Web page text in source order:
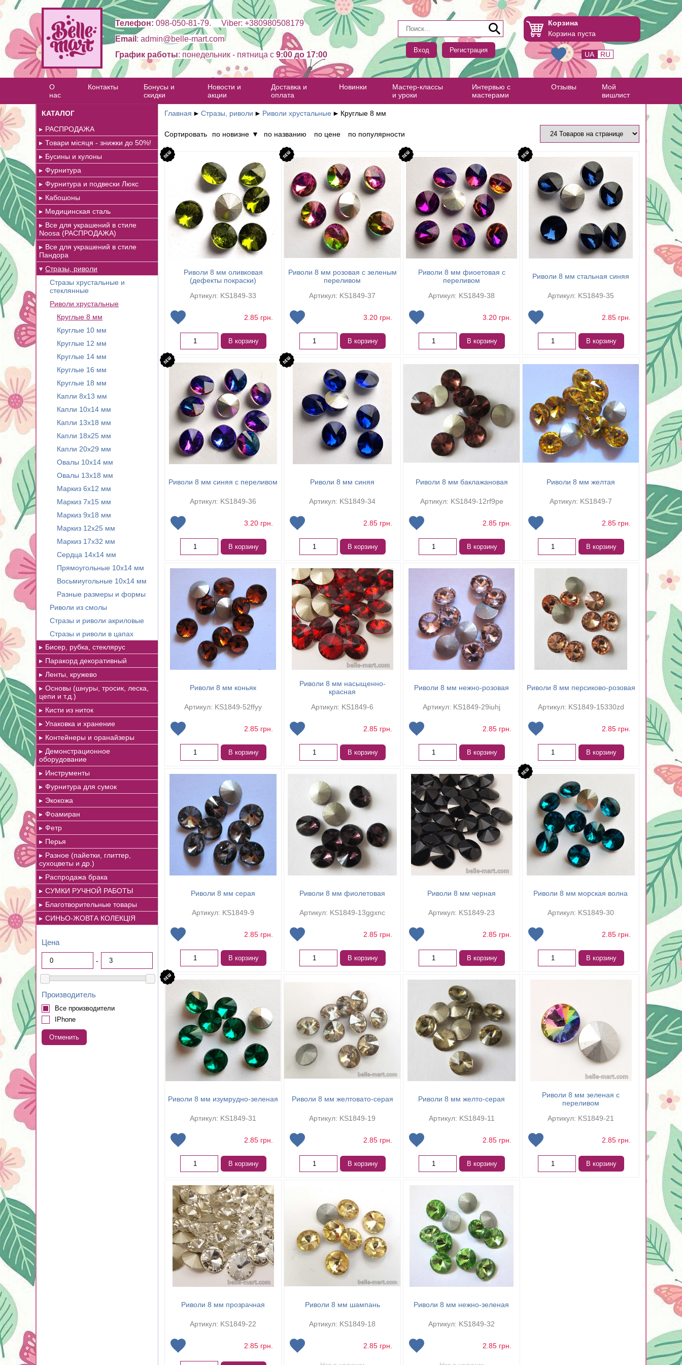
Телефон: 098-050-81-79. Viber: +380980508179
Email : admin@belle-mart.com
График работы: понедельник - пятница c 9:00 до 17:00
Вход Регистрация
Корзина
Корзина пуста
UA RU
О
нас
Контакты
Бонусы и
скидки
Новости и
акции
Доставка и
оплата
Новинки
Мастер-классы
и уроки
Интервью с
мастерами
Отзывы
Мой
вишлист
КАТАЛОГ
РАСПРОДАЖА
Товари місяця - знижки до 50%!
Бусины и кулоны
Фурнитура
Фурнитура и подвески Люкс
Кабошоны
Медицинская сталь
Все для украшений в стиле
Noosa (РАСПРОДАЖА)
Все для украшений в стиле
Пандора
Стразы, риволи
Стразы хрустальные и
стеклянные
Риволи хрустальные
Круглые 8 мм
Круглые 10 мм
Круглые 12 мм
Круглые 14 мм
Круглые 16 мм
Круглые 18 мм
Капли 8х13 мм
Капли 10х14 мм
Капли 13х18 мм
Капли 18х25 мм
Капли 20х29 мм
Овалы 10х14 мм
Овалы 13х18 мм
Маркиз 6х12 мм
Маркиз 7х15 мм
Маркиз 9х18 мм
Маркиз 12х25 мм
Маркиз 17х32 мм
Сердца 14х14 мм
Прямоугольные 10х14 мм
Восьмиугольные 10х14 мм
Разные размеры и формы
Риволи из смолы
Стразы и риволи акриловые
Стразы и риволи в цапах
Бисер, рубка, стеклярус
Паракорд декоративный
Ленты, кружево
Основы (шнуры, тросик, леска,
цепи и т.д.)
Кисти из ниток
Упаковка и хранение
Контейнеры и оранайзеры
Демонстрационное
оборудование
Инструменты
Фурнитура для сумок
Экокожа
Фоамиран
Фетр
Перья
Разное (пайетки, глиттер,
сухоцветы и др.)
Распродажа брака
СУМКИ РУЧНОЙ РАБОТЫ
Благотворительные товары
СИНЬО-ЖОВТА КОЛЕКЦІЯ
Цена
-
Производитель
Все производители
IPhone
Отменить
Главная ► Стразы, риволи ► Риволи хрустальные ► Круглые 8 мм
Сортировать по новизне ▼ по названию по цене по популярности
Риволи 8 мм оливковая
(дефекты покраски)
Артикул: KS1849-33
2.85 грн.
В корзину
Риволи 8 мм розовая с зеленым
переливом
Артикул: KS1849-37
3.20 грн.
В корзину
Риволи 8 мм фиоетовая с
переливом
Артикул: KS1849-38
3.20 грн.
В корзину
Риволи 8 мм стальная синяя
Артикул: KS1849-35
2.85 грн.
В корзину
Риволи 8 мм синяя с переливом
Артикул: KS1849-36
3.20 грн.
В корзину
Риволи 8 мм синяя
Артикул: KS1849-34
2.85 грн.
В корзину
Риволи 8 мм баклажановая
Артикул: KS1849-12rf9pe
2.85 грн.
В корзину
Риволи 8 мм желтая
Артикул: KS1849-7
2.85 грн.
В корзину
Риволи 8 мм коньяк
Артикул: KS1849-52ffyy
2.85 грн.
В корзину
Риволи 8 мм насыщенно-
красная
Артикул: KS1849-6
2.85 грн.
В корзину
Риволи 8 мм нежно-розовая
Артикул: KS1849-29iuhj
2.85 грн.
В корзину
Риволи 8 мм персиково-розовая
Артикул: KS1849-15330zd
2.85 грн.
В корзину
Риволи 8 мм серая
Артикул: KS1849-9
2.85 грн.
В корзину
Риволи 8 мм фиолетовая
Артикул: KS1849-13ggxnc
2.85 грн.
В корзину
Риволи 8 мм черная
Артикул: KS1849-23
2.85 грн.
В корзину
Риволи 8 мм морская волна
Артикул: KS1849-30
2.85 грн.
В корзину
Риволи 8 мм изумрудно-зеленая
Артикул: KS1849-31
2.85 грн.
В корзину
Риволи 8 мм желтовато-серая
Артикул: KS1849-19
2.85 грн.
В корзину
Риволи 8 мм желто-серая
Артикул: KS1849-11
2.85 грн.
В корзину
Риволи 8 мм зеленая с
переливом
Артикул: KS1849-21
2.85 грн.
В корзину
Риволи 8 мм прозрачная
Артикул: KS1849-22
2.85 грн.
Риволи 8 мм шампань
Артикул: KS1849-18
2.85 грн.
Риволи 8 мм нежно-зеленая
Артикул: KS1849-32
2.85 грн.